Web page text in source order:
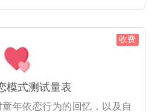
收费
模式测试量表
年依恋行为的回忆，以及自